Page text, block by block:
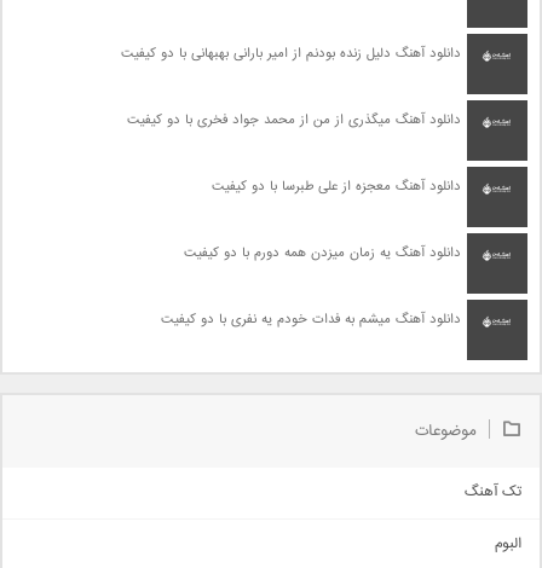
دانلود آهنگ دلیل زنده بودنم از امیر بارانی بهبهانی با دو کیفیت
دانلود آهنگ میگذری از من از محمد جواد فخری با دو کیفیت
دانلود آهنگ معجزه از علی طبرسا با دو کیفیت
دانلود آهنگ یه زمان میزدن همه دورم با دو کیفیت
دانلود آهنگ میشم به فدات خودم یه نفری با دو کیفیت
موضوعات
تک آهنگ
البوم